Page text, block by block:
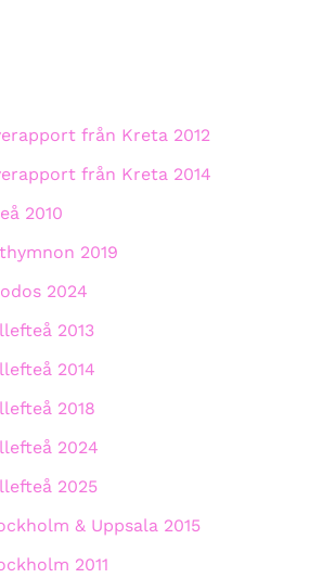
från Kreta 2012
från Kreta 2014
2010
2019
2024
2013
2014
2018
2024
2025
& Uppsala 2015
2011